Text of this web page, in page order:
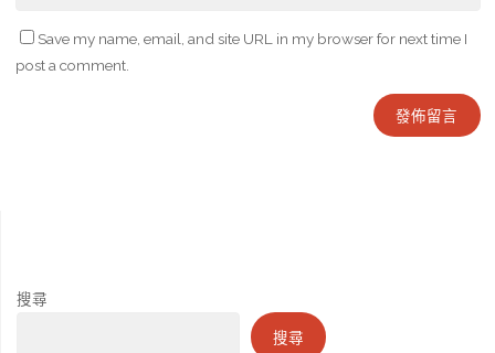
Save my name, email, and site URL in my browser for next time I
post a comment.
搜尋
搜尋